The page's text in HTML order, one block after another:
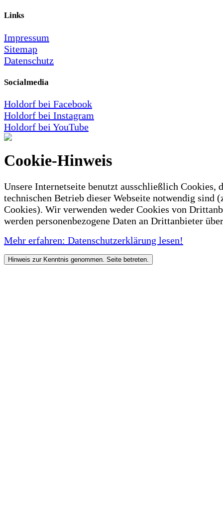
Links
Impressum
Sitemap
Datenschutz
Socialmedia
Holdorf bei Facebook
Holdorf bei Instagram
Holdorf bei YouTube
Cookie-Hinweis
Unsere Internetseite benutzt ausschließlich Cookies,
technischen Betrieb dieser Webseite notwendig sind
Cookies). Wir verwenden weder Cookies von
werden personenbezogene Daten an Drittanbieter
Mehr erfahren: Datenschutzerklärung lesen!
Hinweis zur Kenntnis genommen. Seite betreten.